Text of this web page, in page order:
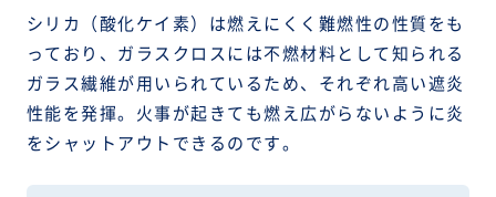
シリカ（酸化ケイ素）は燃えにくく難燃性の性質をも
っており、ガラスクロスには不燃材料として知られる
ガラス繊維が用いられているため、それぞれ高い遮炎
性能を発揮。火事が起きても燃え広がらないように炎
をシャットアウトできるのです。